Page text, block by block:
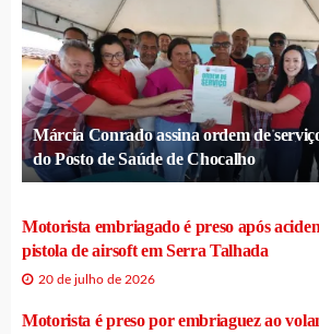
Márcia Conrado assina ordem de
do Posto de Saúde de Chocalho
Motorista embriagado é preso após
pistola de airsoft em Serra Talhada
20 de julho de 2026
Motorista é preso por embriaguez ao